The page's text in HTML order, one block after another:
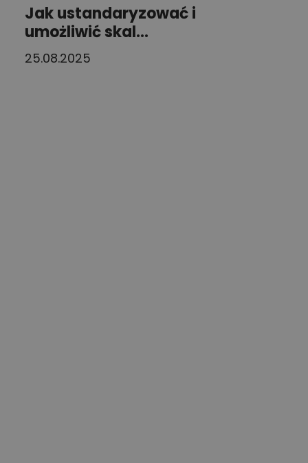
Jak ustandaryzować i
umożliwić skal...
25.08.2025